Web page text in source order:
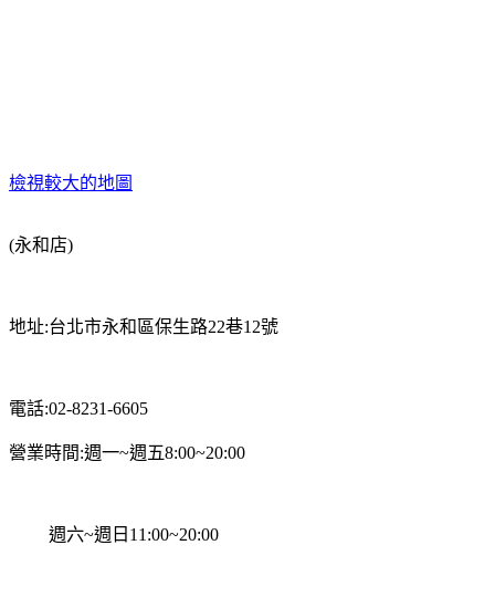
檢視較大的地圖
(永和店)
地址:台北市永和區保生路22巷12號
電話:02-8231-6605
營業時間:週一~週五8:00~20:00
週六~週日11:00~20:00